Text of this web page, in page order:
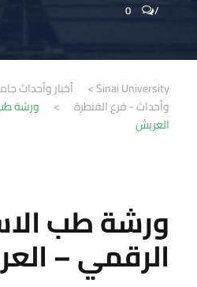
0
Sinai University
> أخبار وأحداث
وأحداث - فرع القنطرة
>
ورشة
العريش
ورشة طب
الرقمي –